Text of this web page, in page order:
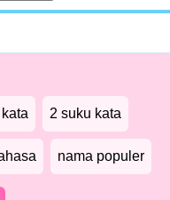
2 suku kata
nama populer